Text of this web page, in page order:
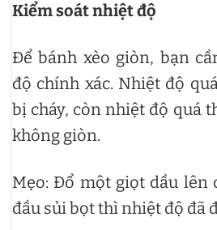
Kiểm soát nhiệt độ
Để bánh xèo giòn, bạn
độ chính xác. Nhiệt độ
bị cháy, còn nhiệt độ quá
không giòn.
Mẹo: Đổ một giọt dầu lên
đầu sủi bọt thì nhiệt độ đã